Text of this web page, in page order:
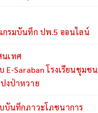
กรมบันทึก ปพ.5 ออนไลน์
นเทศ
E-Saraban โรงเรียนชุมชน
งป่าหวาย
บันทึกภาวะโภชนาการ